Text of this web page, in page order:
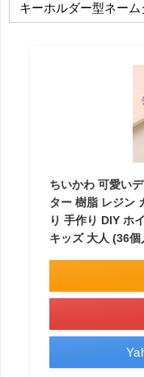
キーホルダー型ネーム
ちいかわ 可愛い
ター 樹脂 レジン
り 手作り DIY ホ
キッズ 大人 (36